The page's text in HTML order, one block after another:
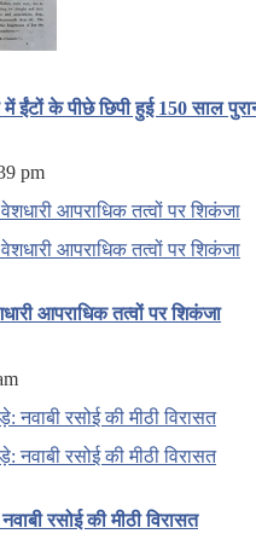
के पीछे छिपी हुई 150 साल
pm
आपराधिक तत्वों पर शिकंजा
रसोई की मीठी विरासत